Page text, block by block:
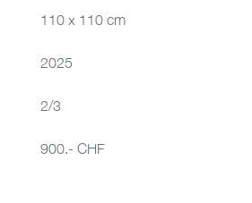
110 x 110 cm
2025
2/3
900.- CHF